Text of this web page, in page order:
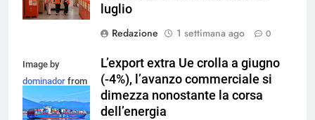
luglio
Redazione
1 settimana ago 0
Image by
dominador from
Pixabay
L’export extra Ue crolla a giugno
(-4%), l’avanzo commerciale si
dimezza nonostante la corsa
dell’energia